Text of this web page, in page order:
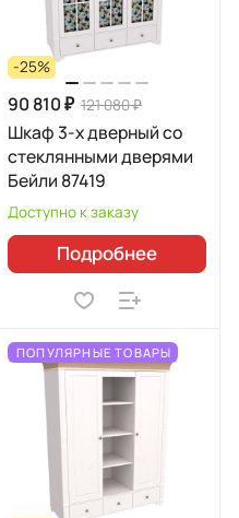
-25%
90 810 ₽ 121 080 ₽
Шкаф 3-х дверный со
стеклянными дверями
Бейли 87419
Доступно к заказу
Подробнее
ПОПУЛЯРНЫЕ ТОВАРЫ